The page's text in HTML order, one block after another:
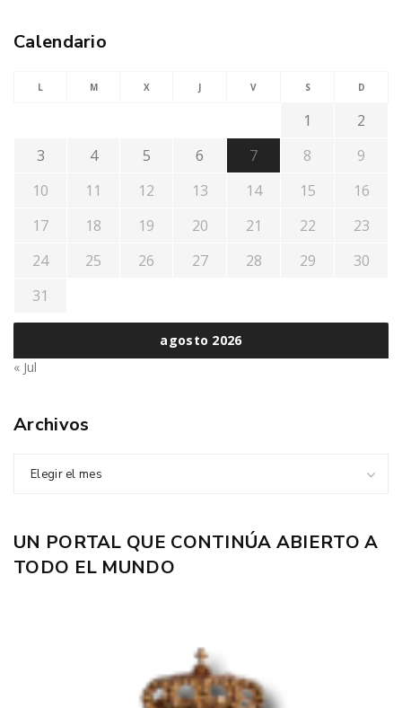
Calendario
agosto 2026
L M X J V S D
1
2
3
4 5 6 7 8
9
10
11 12 13 14 15
16
17
18 19 20 21 22
23
24
25 26 27 28 29
30
31
« Jul
Archivos
Elegir el mes
UN PORTAL QUE CONTINÚA ABIERTO A
TODO EL MUNDO